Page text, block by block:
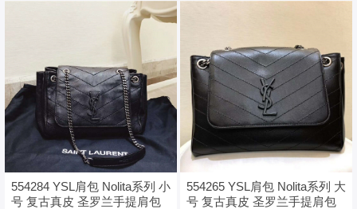
554284 YSL肩包 Nolita系列 小
号 复古真皮 圣罗兰手提肩包
554265 YSL肩包 Nolita系列 大
号 复古真皮 圣罗兰手提肩包